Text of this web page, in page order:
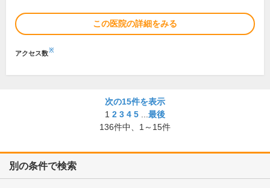
この医院の詳細をみる
アクセス数※
次の15件を表示
1 2 3 4 5
最後
136件中、 1～15件
別の条件で検索